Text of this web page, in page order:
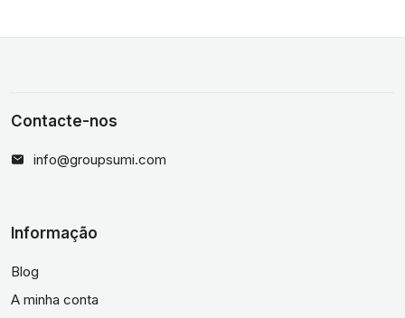
Contacte-nos
info@groupsumi.com
Informação
Blog
A minha conta